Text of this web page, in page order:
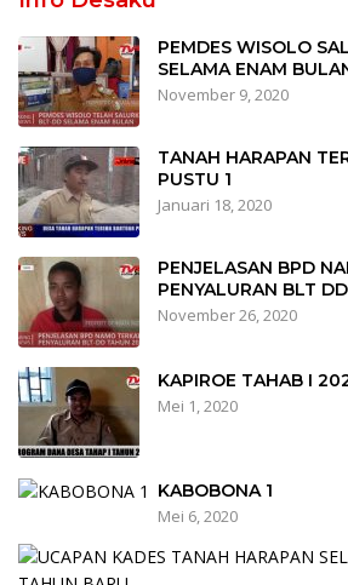
PEMDES WISOLO
SELAMA ENAM
November 9, 2020
TANAH HARAPAN
PUSTU 1
Januari 18, 2020
PENJELASAN BPD
PENYALURAN BLT DD
November 26, 2020
KAPIROE TAHAB I
Mei 1, 2020
KABOBONA 1
Mei 6, 2020